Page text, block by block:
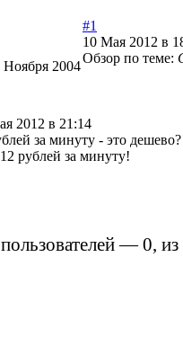
Ноября 2004
#1
10 Мая 2012 в
Обзор по теме:
2012 в 21:14
за минуту - это
рублей за минуту!
—0,